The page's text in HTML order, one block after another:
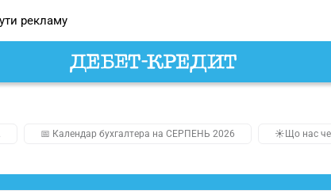
рекламу
📅 Календар бухгалтера на СЕРПЕНЬ 2026 ☀️Що нас